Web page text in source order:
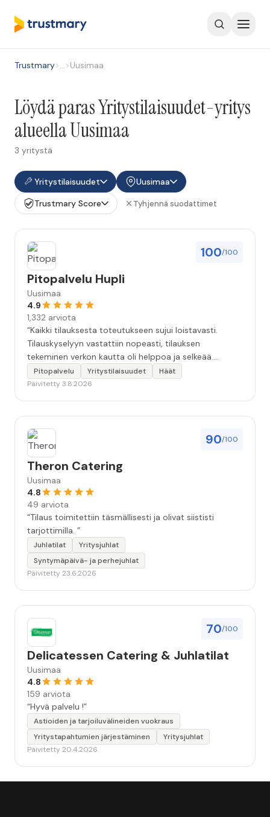
Trustmary>…>Uusimaa
Löydä paras Yritystilaisuudet-yritys
alueella Uusimaa
3 yritystä
Yritystilaisuudet
Uusimaa
Trustmary Score
Tyhjennä suodattimet
100/100
Pitopalvelu Hupli
Uusimaa
4.9
1,332 arviota
“Kaikki tilauksesta toteutukseen sujui loistavasti.
Tilauskyselyyn vastattiin nopeasti, tilauksen
tekeminen verkon kautta oli helppoa ja selkeää.
Kävimme tilauksen vielä kahteen kertaan puhelimessa
läpi, että kaikki seikat oltiin varmasti huomioitu.
porukalle!”
Pitopalvelu Yritystilaisuudet
Häät
Päivitetty 3.8.2026
90/100
Theron Catering
Uusimaa
4.8
49 arviota
“Tilaus toimitettiin täsmällisesti ja olivat siististi
tarjottimilla. ”
Juhlatilat
Yritysjuhlat
Syntymäpäivä- ja perhejuhlat
Päivitetty 23.6.2026
70/100
Delicatessen Catering & Juhlatilat
Uusimaa
4.8
159 arviota
“Hyvä palvelu !”
Astioiden ja tarjoiluvälineiden vuokraus
Yritystapahtumien järjestäminen
Yritysjuhlat
Päivitetty 20.4.2026